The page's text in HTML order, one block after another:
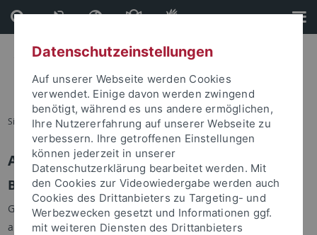
Direkt
zum
Inhalt
Direkt
zur
Fußleiste
Sie sind hier: Startseite
Anmelden
Benutzeranmeldung
Geben Sie Ihren Benutzernamen und Ihr Passwort an um sich
anzumelden:
Datenschutzeinstellungen
Auf unserer Webseite werden Cookies
verwendet. Einige davon werden zwingend
benötigt, während es uns andere ermöglichen,
Ihre Nutzererfahrung auf unserer Webseite zu
verbessern. Ihre getroffenen Einstellungen
können jederzeit in unserer
Datenschutzerklärung bearbeitet werden. Mit
den Cookies zur Videowiedergabe werden auch
Cookies des Drittanbieters zu Targeting- und
Werbezwecken gesetzt und Informationen ggf.
mit weiteren Diensten des Drittanbieters